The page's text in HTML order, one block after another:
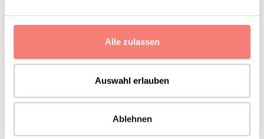
Alle zulassen
Auswahl erlauben
Ablehnen